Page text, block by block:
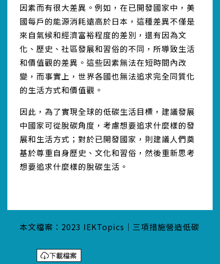
因素而有很大差異。例如，在已開發國家中，美
國每戶的能源消耗遠高於日本，這種差異不僅是
來自氣候和經濟富裕程度的差別，還有因為文
化、歷史、社區發展和習俗的不同，所導致生活
和價值觀的差異。這些因素無法在短時間內改
變，而事實上，世界各國也無法追求完全同質化
的生活方式和價值觀。
因此，為了實現全球的低碳生活目標，建議發展
中國家可從脫碳角度，考慮想要追求什麼樣的發
展和生活方式；對於已開發國家，則建議人們奠
基於尊重自身歷史、文化和習俗，然後重新思考
想要追求什麼樣的脫碳生活。
本文檔案：2023 IEKTopics｜三項措施營造低碳